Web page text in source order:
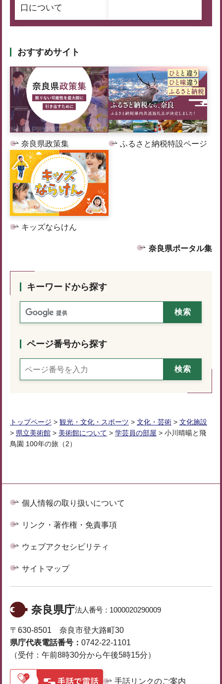
口について
おすすめサイト
奈良県政策集 ふるさと納税特設ページ
キッズならけん
奈良県ポータル集
キーワードから探す
ページ番号から探す
トップページ > 観光・文化・スポーツ > 文化・芸術 > 文化施設
> 県立美術館 > 美術館について > 学芸員の部屋 > 小川晴暘と飛
鳥園 100年の旅（2）
個人情報の取り扱いについて
リンク・著作権・免責事項
ウェブアクセシビリティ
サイトマップ
奈良県庁法人番号： 1000020290009
〒630-8501 奈良市登大路町30
県庁代表電話番号： 0742-22-1101
（受付：午前8時30分から午後5時15分）
手話リンクのご案内